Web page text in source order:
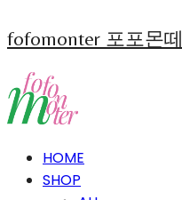
fofomonter 포포몬떼
HOME
SHOP